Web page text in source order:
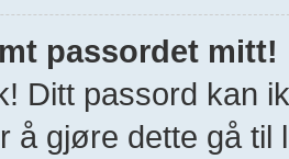
passordet mitt!
Ditt passord kan
å gjøre dette gå